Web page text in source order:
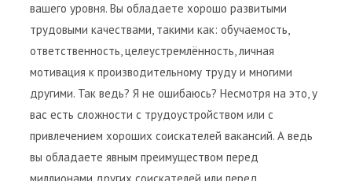
вашего уровня. Вы обладаете хорошо развитыми
трудовыми качествами, такими как: обучаемость,
ответственность, целеустремлённость, личная
мотивация к производительному труду и многими
другими. Так ведь? Я не ошибаюсь? Несмотря на это, у
вас есть сложности с трудоустройством или с
привлечением хороших соискателей вакансий. А ведь
вы обладаете явным преимуществом перед